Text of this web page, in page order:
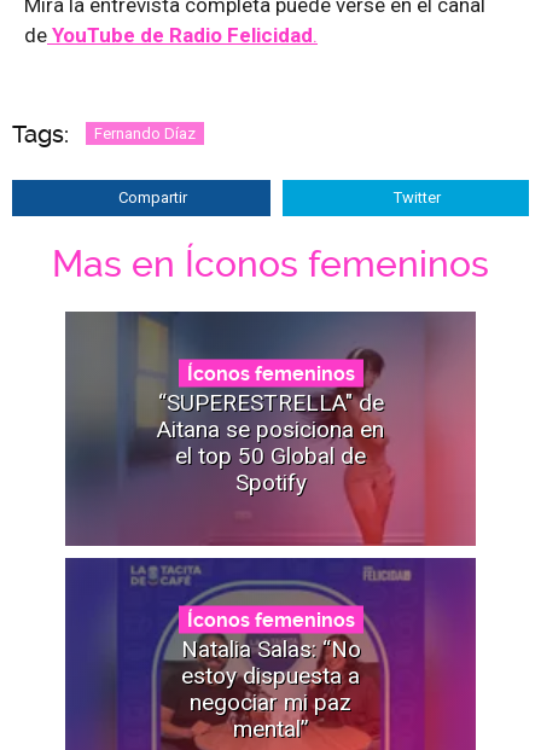
de YouTube de Radio Felicidad.
Tags: Fernando Díaz
Compartir Twitter
Mas en Íconos femeninos
Íconos femeninos
“SUPERESTRELLA" de
Aitana se posiciona en
el top 50 Global de
Spotify
Íconos femeninos
Natalia Salas: “No
estoy dispuesta a
negociar mi paz
mental”